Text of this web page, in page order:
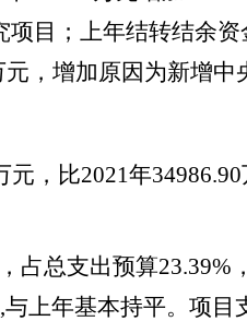
项目；上年结转结余资
元，增加原因为新增中
元，比2021年34986.90
占总支出预算23.39%
,与上年基本持平。项目